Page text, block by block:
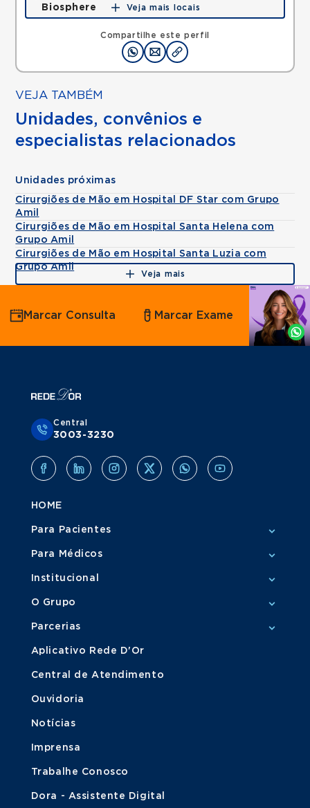
Compartilhe este perfil
Biosphere
SHLN, ASA NORTE, Brasilia, DF, 70770560 •Mapa
Veja mais locais
VEJA TAMBÉM
Unidades, convênios e
especialistas relacionados
Unidades próximas
Cirurgiões de Mão em Hospital DF Star com Grupo
Amil
Cirurgiões de Mão em Hospital Santa Helena com
Grupo Amil
Cirurgiões de Mão em Hospital Santa Luzia com
Grupo Amil
Veja mais
Agende
por
Whatsapp
Marcar Consulta Marcar Exame
Central
3003-3230
HOME
Para Pacientes
Para Médicos
Institucional
O Grupo
Parcerias
Aplicativo Rede D'Or
Central de Atendimento
Ouvidoria
Notícias
Imprensa
Trabalhe Conosco
Dora - Assistente Digital